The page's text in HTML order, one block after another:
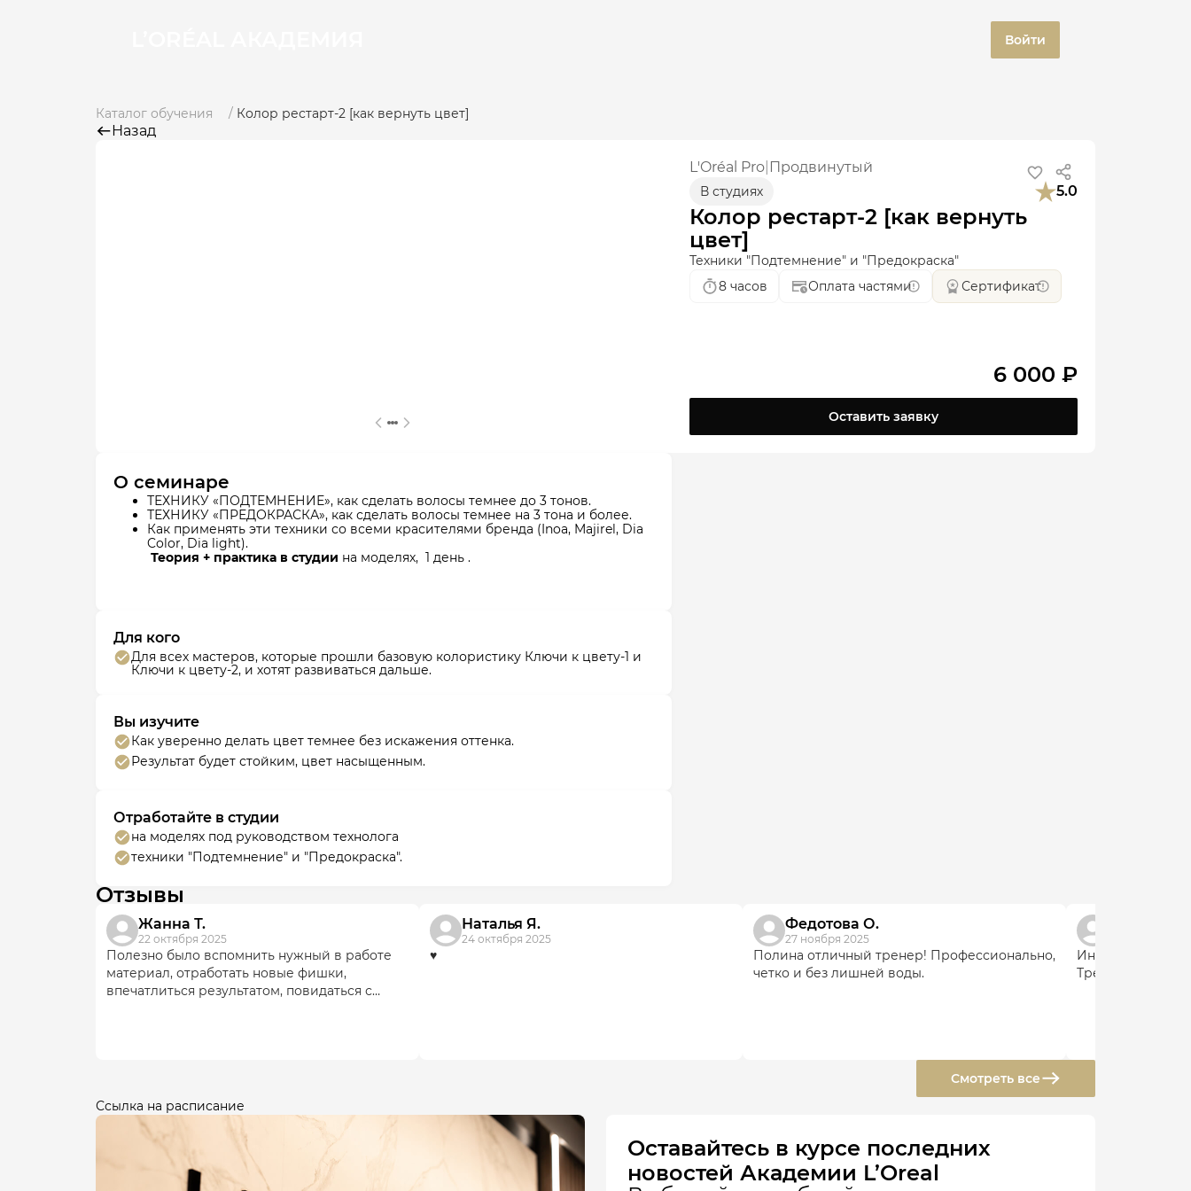
Войти
Каталог обучения Колор рестарт-2 [как вернуть цвет]
Назад
L'Oréal Pro Продвинутый
В студиях 5.0
Колор рестарт-2 [как вернуть
цвет]
Техники "Подтемнение" и "Предокраска"
8 часов
Оплата частями Сертификат
6 000 ₽
Оставить заявку
О семинаре
ТЕХНИКУ «ПОДТЕМНЕНИЕ», как сделать волосы темнее до 3 тонов.
ТЕХНИКУ «ПРЕДОКРАСКА», как сделать волосы темнее на 3 тона и более.
Как применять эти техники со всеми красителями бренда (Inoa, Majirel, Dia
Color, Dia light).
Теория + практика в студии на моделях, 1 день .
Для кого
Для всех мастеров, которые прошли базовую колористику Ключи к цвету-1 и
Ключи к цвету-2, и хотят развиваться дальше.
Вы изучите
Как уверенно делать цвет темнее без искажения оттенка.
Результат будет стойким, цвет насыщенным.
Отработайте в студии
на моделях под руководством технолога
техники "Подтемнение" и "Предокраска".
Отзывы
Жанна Т.
22 октября 2025
Полезно было вспомнить нужный в работе
материал, отработать новые фишки,
впечатлиться результатом, повидаться с
Наталья Я.
24 октября 2025
♥️
Федотова О.
27 ноября 2025
Полина отличный тренер! Профессионально,
четко и без лишней воды.
Информативно,
Тренер на
Смотреть все
Ссылка на расписание
Оставайтесь в курсе последних
новостей Академии L’Oreal